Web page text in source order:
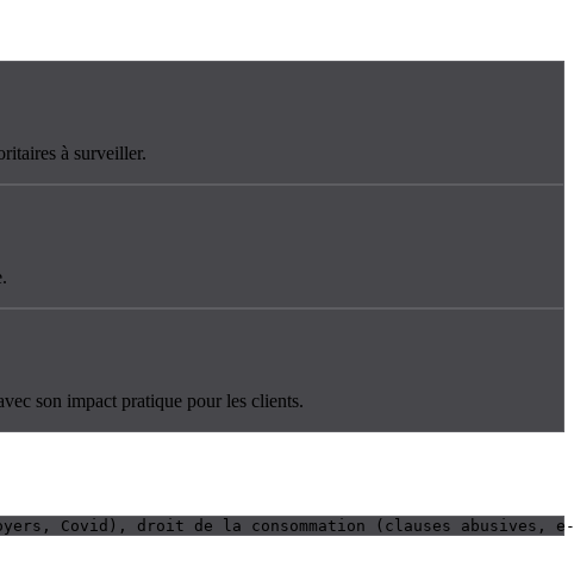
à surveiller.
son impact pratique pour les clients.
droit de la consommation (clauses abusives, e-